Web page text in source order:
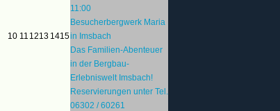
10 11 1213 1415
11:00
Besucherbergwerk Maria
in Imsbach
Das Familien-Abenteuer
in der Bergbau-
Erlebniswelt Imsbach!
Reservierungen unter Tel.
06302 / 60261